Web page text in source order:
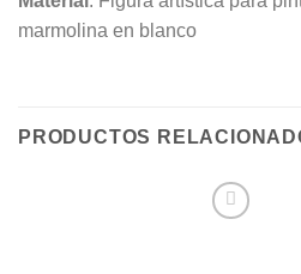
marmolina en blanco
PRODUCTOS